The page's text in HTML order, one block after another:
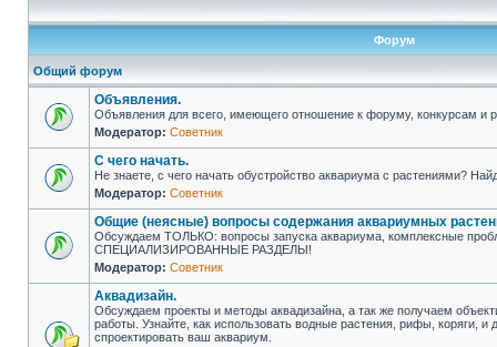
Форум
Общий форум
Объявления.
Объявления для всего, имеющего отношение к форуму, конкурсам и
Модератор: Советник
С чего начать.
Не знаете, с чего начать обустройство аквариума с растениями?
Модератор: Советник
Общие (неясные) вопросы содержания аквариумных
Обсуждаем ТОЛЬКО: вопросы запуска аквариума, комплексные
СПЕЦИАЛИЗИРОВАННЫЕ РАЗДЕЛЫ!
Модератор: Советник
Аквадизайн.
Обсуждаем проекты и методы аквадизайна, а так же получаем
работы. Узнайте, как использовать водные растения, рифы, коряги, и
спроектировать ваш аквариум.